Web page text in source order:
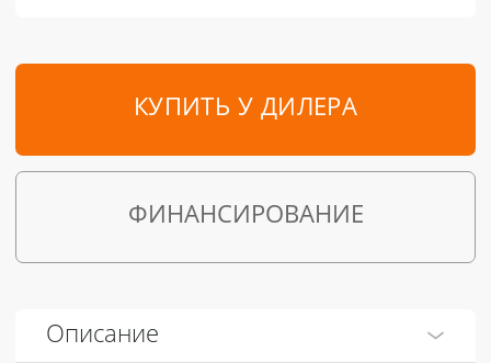
КУПИТЬ У ДИЛЕРА
ФИНАНСИРОВАНИЕ
Описание